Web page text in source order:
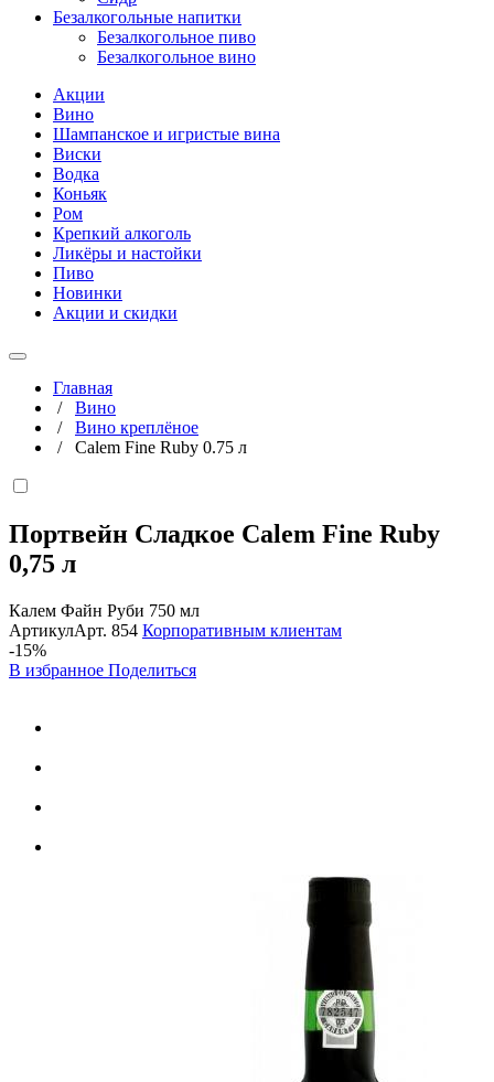
Безалкогольные напитки
Безалкогольное пиво
Безалкогольное вино
Акции
Вино
Шампанское и игристые вина
Виски
Водка
Коньяк
Ром
Крепкий алкоголь
Ликёры и настойки
Пиво
Новинки
Акции и скидки
Главная
/ Вино
/ Вино креплёное
/ Calem Fine Ruby 0.75 л
Портвейн Сладкое Calem Fine Ruby
0,75 л
Калем Файн Руби 750 мл
АртикулАрт. 854 Корпоративным клиентам
-15%
В избранное Поделиться